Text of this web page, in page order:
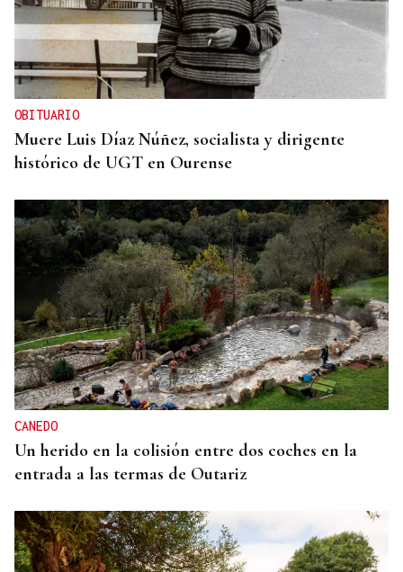
OBITUARIO
Muere Luis Díaz Núñez, socialista y dirigente
histórico de UGT en Ourense
CANEDO
Un herido en la colisión entre dos coches en la
entrada a las termas de Outariz